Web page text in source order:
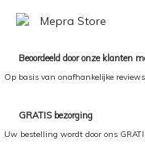
Beoordeeld door onze klanten
Op basis van onafhankelijke
GRATIS bezorging
Uw bestelling wordt door ons